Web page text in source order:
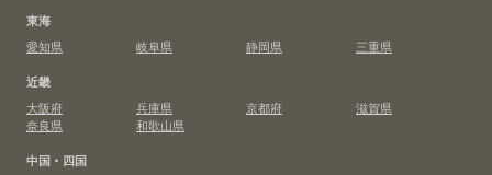
東海
愛知県
岐阜県 静岡県
三重県
近畿
大阪府
兵庫県 京都府
滋賀県
奈良県
和歌山県
中国・四国